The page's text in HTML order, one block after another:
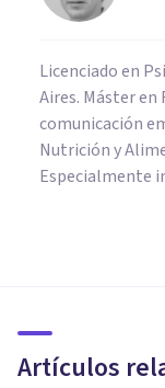
Licenciado en
Aires. Máster en
comunicación
Nutrición y
Especialmente
Artículos
un nuevo